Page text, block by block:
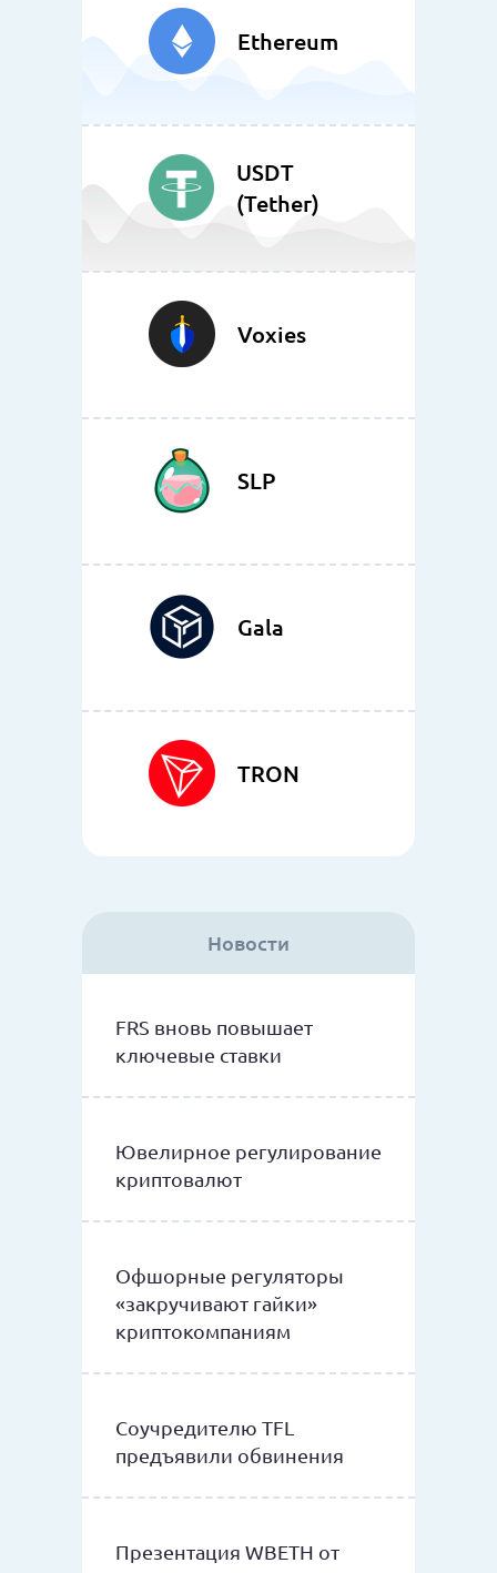
Ethereum
USDT
(Tether)
Voxies
SLP
Gala
TRON
Новости
FRS вновь повышает
ключевые ставки
Ювелирное регулирование
криптовалют
Офшорные регуляторы
«закручивают гайки»
криптокомпаниям
Соучредителю TFL
предъявили обвинения
Презентация WBETH от